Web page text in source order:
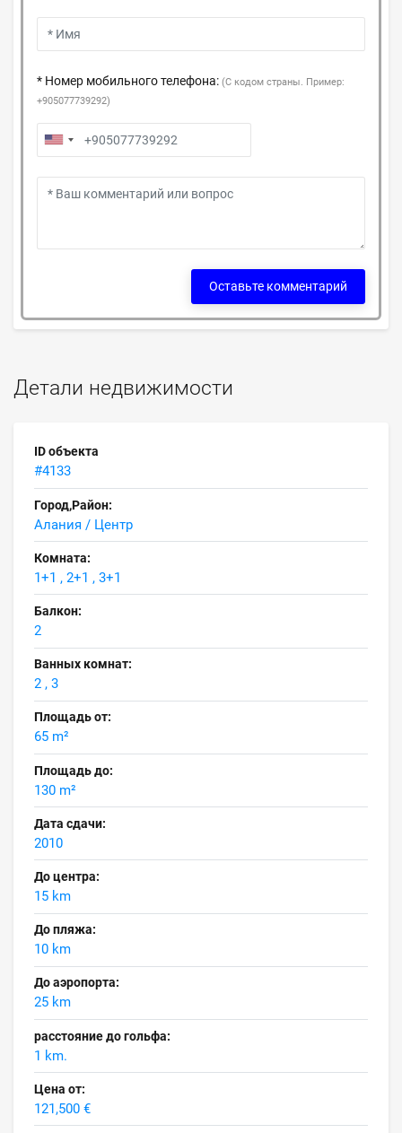
Детали недвижимости
ID объекта
#4133
Город,Район:
Алания / Центр
Комната:
1+1 , 2+1 , 3+1
Балкон:
2
Ванных комнат:
2 , 3
Площадь от:
65 m²
Площадь до:
130 m²
Дата сдачи:
2010
До центра:
15 km
До пляжа:
10 km
До аэропорта:
25 km
расстояние до гольфа:
1 km.
Цена от:
121,500 €
* Номер мобильного телефона: (С кодом страны. Пример:
+905077739292)
Оставьте комментарий